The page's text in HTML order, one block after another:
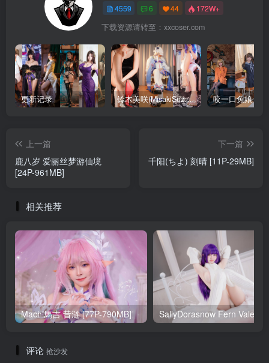
4559 6 44 172W+
下载资源请转至：xxcoser.com
更新记录 铃木美咲(MisakiSuzuki) 合集下载 咬一口兔娘 合
上一篇
鹿八岁 爱丽丝梦游仙境
[24P-961MB]
下一篇
千阳(ちよ) 刻晴 [11P-29MB]
相关推荐
Machi馬吉 昔涟 [77P-790MB]
评论 抢沙发